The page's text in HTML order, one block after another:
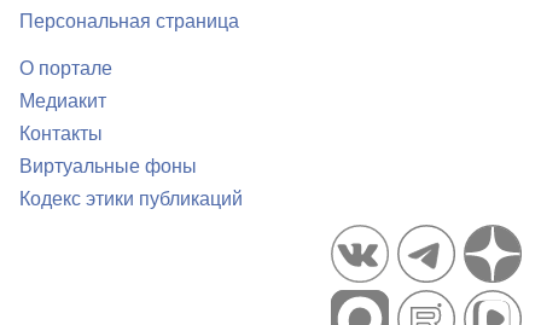
Персональная страница
О портале
Медиакит
Контакты
Виртуальные фоны
Кодекс этики публикаций